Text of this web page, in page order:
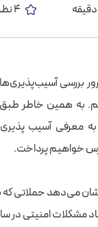
4 نظر | ★★★★★ | 4/5
بررسی
به معرفی آسیب
خواهیم پرداخت.
نشان می‌دهد حملاتی
مشکلات امنیتی